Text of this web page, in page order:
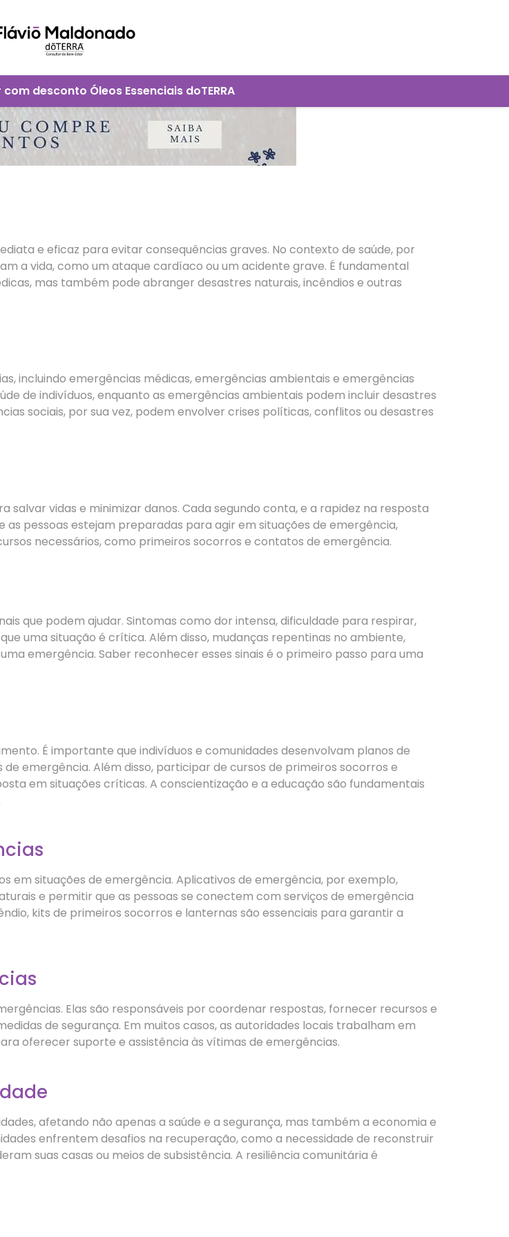
desconto Óleos Essenciais doTERRA
e eficaz para evitar consequências graves. No contexto de saúde, por
a vida, como um ataque cardíaco ou um acidente grave. É fundamental
mas também pode abranger desastres naturais, incêndios e outras
incluindo emergências médicas, emergências ambientais e emergências
de indivíduos, enquanto as emergências ambientais podem incluir desastres
sociais, por sua vez, podem envolver crises políticas, conflitos ou desastres
vidas e minimizar danos. Cada segundo conta, e a rapidez na resposta
pessoas estejam preparadas para agir em situações de emergência,
necessários, como primeiros socorros e contatos de emergência.
que podem ajudar. Sintomas como dor intensa, dificuldade para respirar,
uma situação é crítica. Além disso, mudanças repentinas no ambiente,
emergência. Saber reconhecer esses sinais é o primeiro passo para uma
É importante que indivíduos e comunidades desenvolvam planos de
emergência. Além disso, participar de cursos de primeiros socorros e
em situações críticas. A conscientização e a educação são fundamentais
em situações de emergência. Aplicativos de emergência, por exemplo,
e permitir que as pessoas se conectem com serviços de emergência
kits de primeiros socorros e lanternas são essenciais para garantir a
Elas são responsáveis por coordenar respostas, fornecer recursos e
de segurança. Em muitos casos, as autoridades locais trabalham em
oferecer suporte e assistência às vítimas de emergências.
afetando não apenas a saúde e a segurança, mas também a economia e
enfrentem desafios na recuperação, como a necessidade de reconstruir
suas casas ou meios de subsistência. A resiliência comunitária é